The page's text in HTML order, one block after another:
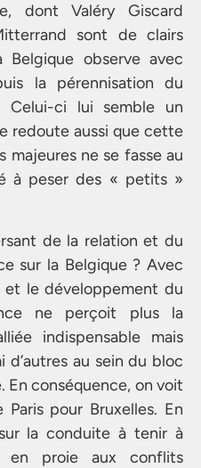
dont Valéry Giscard
sont de clairs
Belgique observe avec
la pérennisation du
Celui-ci lui semble un
redoute aussi que cette
majeures ne se fasse au
à peser des « petits »
de la relation et du
sur la Belgique ? Avec
et le développement du
ne perçoit plus la
indispensable mais
au sein du bloc
En conséquence, on voit
Paris pour Bruxelles. En
la conduite à tenir à
en proie aux conflits